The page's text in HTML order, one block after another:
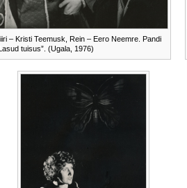
– Kristi Teemusk, Rein – Eero Neemre. Pandi
tuisus”. (Ugala, 1976)